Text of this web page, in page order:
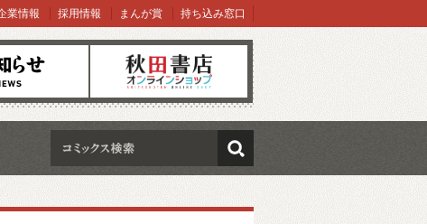
オンラインショップ
業情報 採用情報 まんが賞 持ち込み窓口
検索